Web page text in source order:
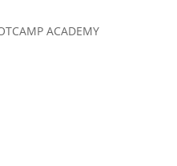
ACADEMY